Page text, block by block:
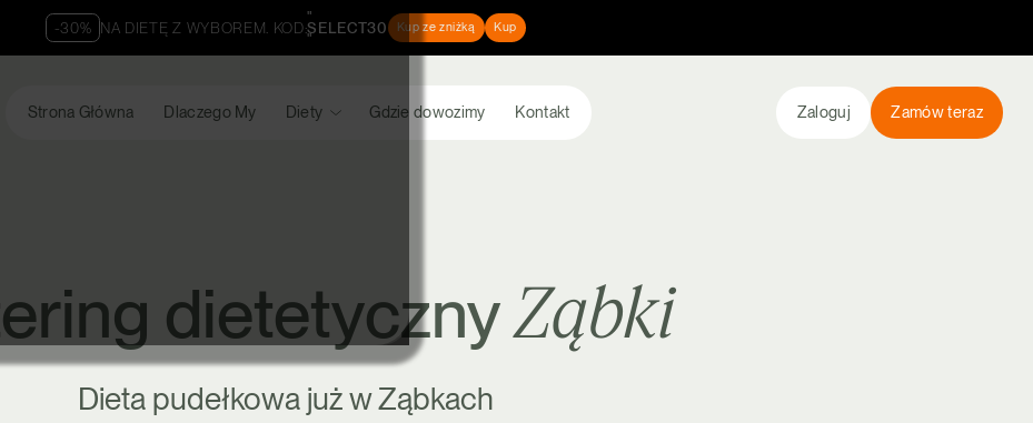
-30% NA DIETĘ Z WYBOREM. KOD:
"
SELECT30
"
Kup ze zniżką Kup
Strona Główna Dlaczego My Diety Gdzie dowozimy Kontakt Zaloguj Zamów teraz
dietetycznyZąbki
Dieta pudełkowa już w Ząbkach